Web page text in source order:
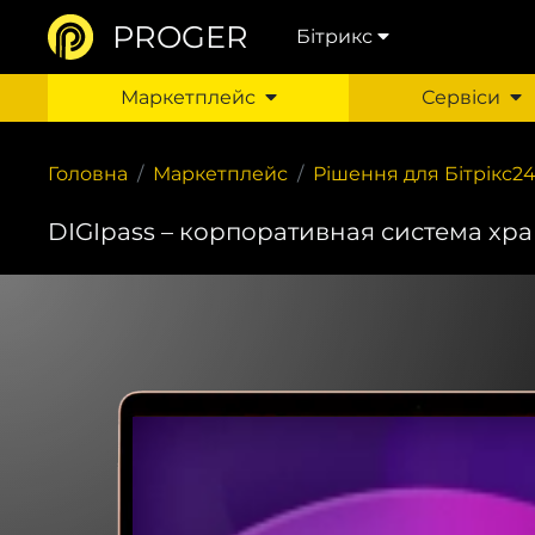
PROGER Бітрикс
Маркетплейс Сервіси
Головна Маркетплейс Рішення для Бітрікс24
DIGIpass – корпоративная система